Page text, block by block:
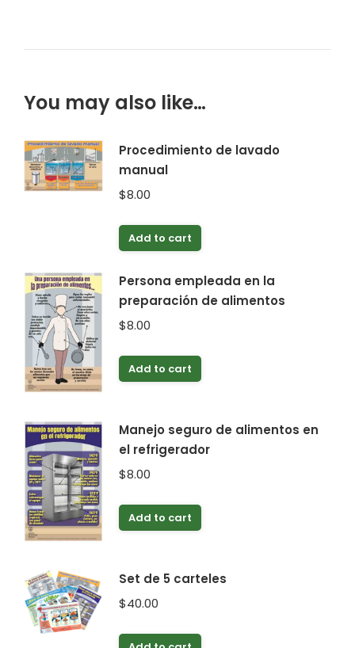
You may also like…
Procedimiento de lavado
manual
$8.00
Add to cart
Persona empleada en la
preparación de alimentos
$8.00
Add to cart
Manejo seguro de alimentos en
el refrigerador
$8.00
Add to cart
Set de 5 carteles
$40.00